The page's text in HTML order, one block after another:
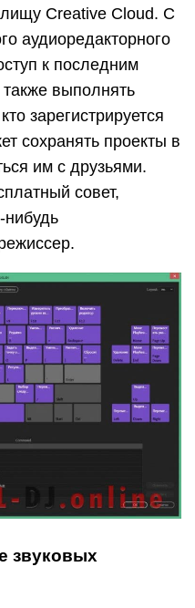
Creative Cloud. С
аудиоредакторного
к последним
выполнять
зарегистрируется
сохранять проекты в
им с друзьями.
совет,
нибудь
звуковых